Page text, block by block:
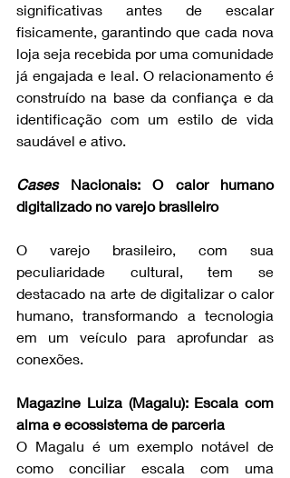
significativas antes de escalar
fisicamente, garantindo que cada nova
loja seja recebida por uma comunidade
já engajada e leal. O relacionamento é
construído na base da confiança e da
identificação com um estilo de vida
saudável e ativo.
Cases Nacionais: O calor humano
digitalizado no varejo brasileiro
O varejo brasileiro, com sua
peculiaridade cultural, tem se
destacado na arte de digitalizar o calor
humano, transformando a tecnologia
em um veículo para aprofundar as
conexões.
Magazine Luiza (Magalu): Escala com
alma e ecossistema de parceria
O Magalu é um exemplo notável de
como conciliar escala com uma